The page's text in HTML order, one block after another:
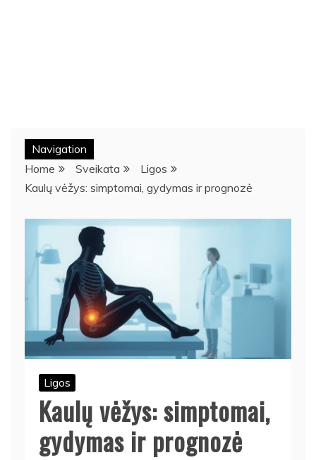
Navigation
Home
Sveikata
Ligos
Kaulų vėžys: simptomai, gydymas ir prognozė
Ligos
Kaulų vėžys: simptomai,
gydymas ir prognozė